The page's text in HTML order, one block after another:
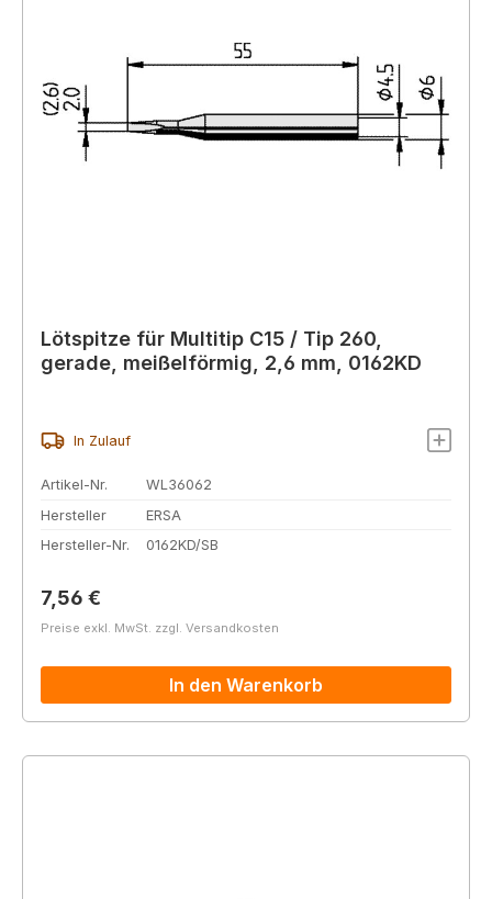
Lötspitze für Multitip C15 / Tip 260,
gerade, meißelförmig, 2,6 mm, 0162KD
In Zulauf
Artikel-Nr.
WL36062
Hersteller
ERSA
Hersteller-Nr.
0162KD/SB
Regulärer Preis:
7,56 €
Preise exkl. MwSt. zzgl. Versandkosten
In den Warenkorb